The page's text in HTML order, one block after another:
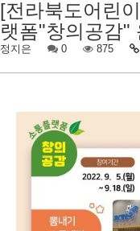
[전라북도어린
랫폼"창의공감"
정지은 0 875